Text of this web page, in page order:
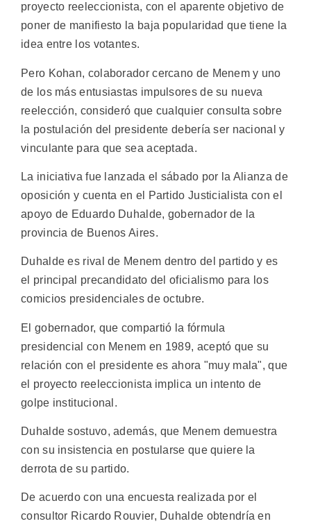
proyecto reeleccionista, con el aparente objetivo de
poner de manifiesto la baja popularidad que tiene la
idea entre los votantes.
Pero Kohan, colaborador cercano de Menem y uno
de los más entusiastas impulsores de su nueva
reelección, consideró que cualquier consulta sobre
la postulación del presidente debería ser nacional y
vinculante para que sea aceptada.
La iniciativa fue lanzada el sábado por la Alianza de
oposición y cuenta en el Partido Justicialista con el
apoyo de Eduardo Duhalde, gobernador de la
provincia de Buenos Aires.
Duhalde es rival de Menem dentro del partido y es
el principal precandidato del oficialismo para los
comicios presidenciales de octubre.
El gobernador, que compartió la fórmula
presidencial con Menem en 1989, aceptó que su
relación con el presidente es ahora "muy mala", que
el proyecto reeleccionista implica un intento de
golpe institucional.
Duhalde sostuvo, además, que Menem demuestra
con su insistencia en postularse que quiere la
derrota de su partido.
De acuerdo con una encuesta realizada por el
consultor Ricardo Rouvier, Duhalde obtendría en